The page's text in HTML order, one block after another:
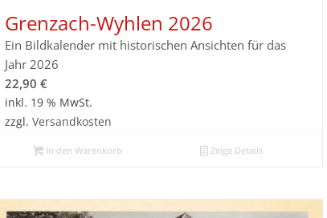
Grenzach-Wyhlen 2026
Ein Bildkalender mit historischen Ansichten für das
Jahr 2026
22,90 €
inkl. 19 % MwSt.
zzgl. Versandkosten
In den Warenkorb Zeige Details